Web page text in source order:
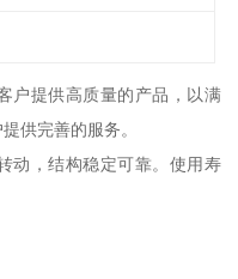
户提供高质量的产品，以满
供完善的服务。
动，结构稳定可靠。使用寿